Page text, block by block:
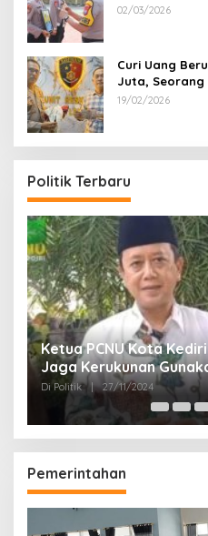
02/03/2026
Curi Uang
Juta, Seorang
Reskrim
19/02/2026
Politik Terbaru
Ketua PCNU Kota
Jaga Kerukunan
2024
Di Politik | 27/11/2024
Pemerintahan